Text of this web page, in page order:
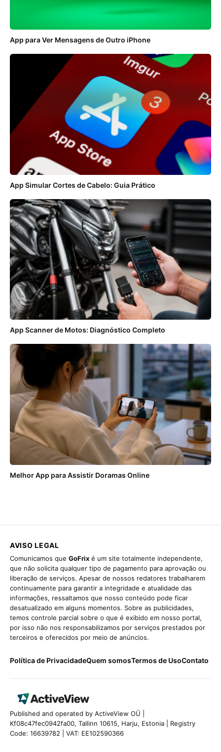
App para Ver Mensagens de Outro iPhone
App Simular Cortes de Cabelo: Guia Prático
App Scanner de Motos: Diagnóstico Completo
Melhor App para Assistir Doramas Online
AVISO LEGAL
Comunicamos que GoFrix é um site totalmente independente,
que não solicita qualquer tipo de pagamento para aprovação ou
liberação de serviços. Apesar de nossos redatores trabalharem
continuamente para garantir a integridade e atualidade das
informações, ressaltamos que nosso conteúdo pode ficar
desatualizado em alguns momentos. Sobre as publicidades,
temos controle parcial sobre o que é exibido em nosso portal,
por isso não nos responsabilizamos por serviços prestados por
terceiros e oferecidos por meio de anúncios.
Política de PrivacidadeQuem somosTermos de UsoContato
Published and operated by ActiveView OÜ |
Kf08c47fec0942fa00, Tallinn 10615, Harju, Estonia | Registry
Code: 16639782 | VAT: EE102590366